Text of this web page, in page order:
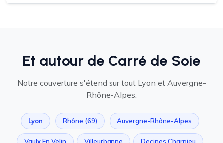
Et autour de Carré de Soie
Notre couverture s'étend sur tout Lyon et Auvergne-
Rhône-Alpes.
Lyon Rhône (69) Auvergne-Rhône-Alpes
Vaulx En Velin Villeurbanne Decines Charpieu